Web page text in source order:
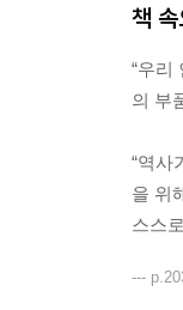
책
“우리
의 부
“역사
을 위
스스
---